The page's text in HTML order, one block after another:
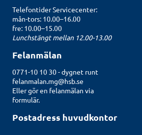
Telefontider Servicecenter:
mån-tors: 10.00–16.00
fre: 10.00–15.00
Lunchstängt mellan 12.00-13.00
Felanmälan
0771-10 10 30 - dygnet runt
felanmalan.mg@hsb.se
Eller gör en felanmälan via
formulär.
Postadress huvudkontor